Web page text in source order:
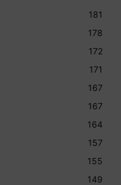
181
178
172
171
167
167
164
157
155
149